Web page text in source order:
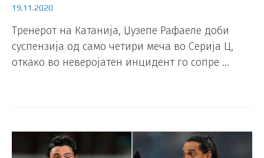
19.11.2020
Тренерот на Катанија, Џузепе Рафаеле доби
суспензија од само четири меча во Серија Ц,
откако во неверојатен инцидент го сопре …